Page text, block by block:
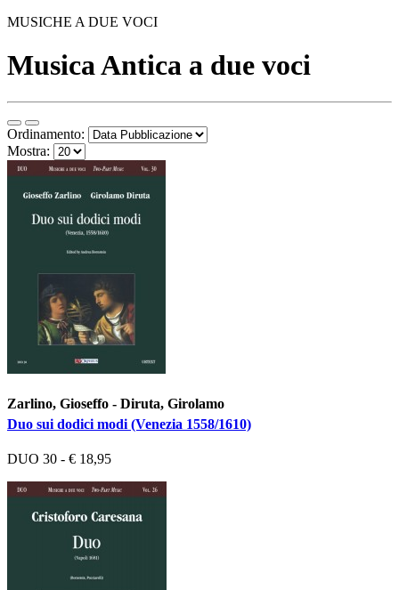
MUSICHE A DUE VOCI
Musica Antica a due voci
Ordinamento:
Mostra:
Zarlino, Gioseffo - Diruta, Girolamo
Duo sui dodici modi (Venezia 1558/1610)
DUO 30 - € 18,95